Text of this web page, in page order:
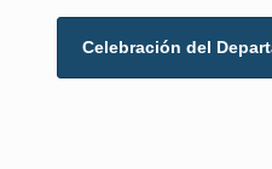
Celebración del